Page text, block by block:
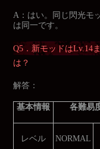
A：はい。同じ閃光モ
は同一です。
Q5．新モッドはLv.14
は？
解答：
基本情報 各難易
レベル NORMAL